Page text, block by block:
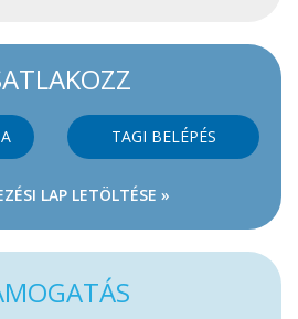
TAGI BELÉPÉS
LAP LETÖLTÉSE »